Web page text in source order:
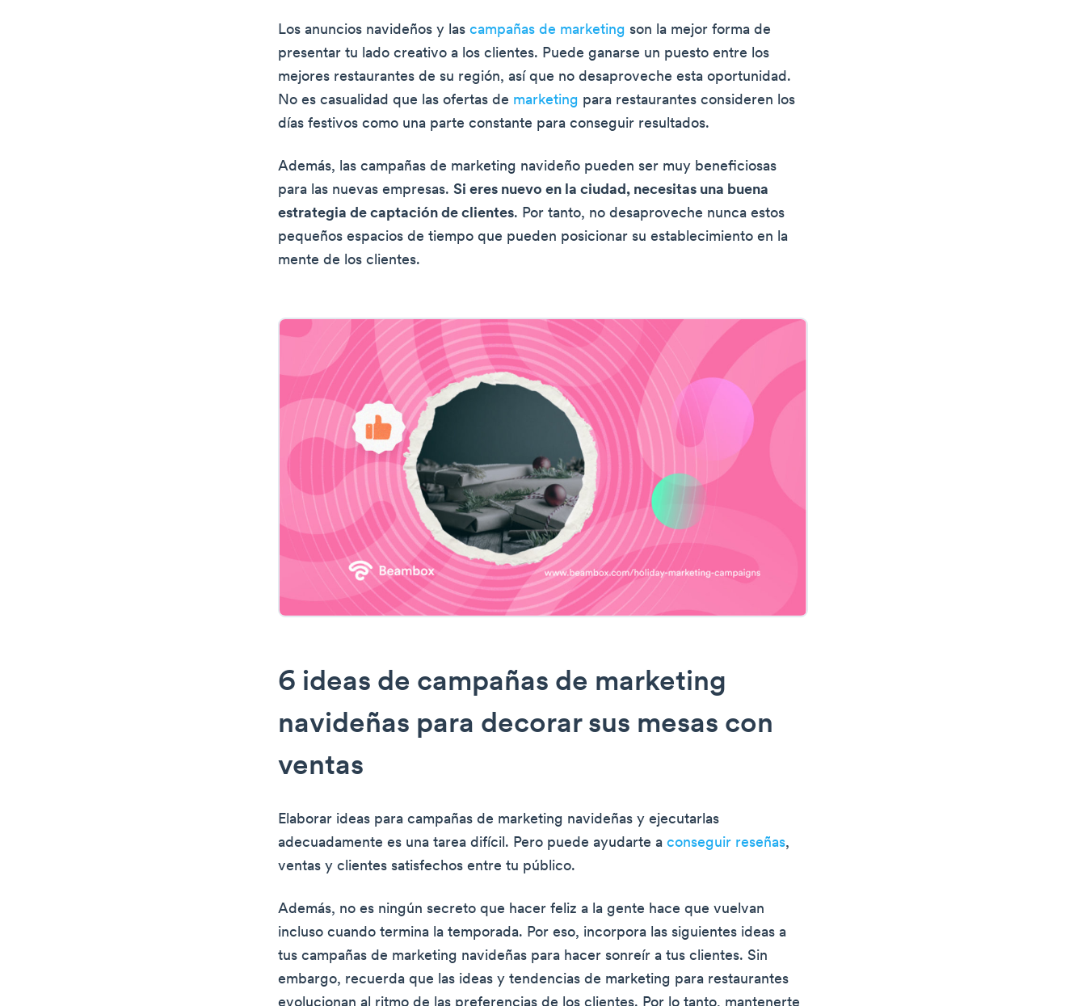
Los anuncios navideños y las campañas de marketing son la mejor forma de
presentar tu lado creativo a los clientes. Puede ganarse un puesto entre los
mejores restaurantes de su región, así que no desaproveche esta oportunidad.
No es casualidad que las ofertas de marketing para restaurantes consideren los
días festivos como una parte constante para conseguir resultados.
Además, las campañas de marketing navideño pueden ser muy beneficiosas
para las nuevas empresas. Si eres nuevo en la ciudad, necesitas una buena
estrategia de captación de clientes. Por tanto, no desaproveche nunca estos
pequeños espacios de tiempo que pueden posicionar su establecimiento en la
mente de los clientes.
6 ideas de campañas de marketing
navideñas para decorar sus mesas con
ventas
Elaborar ideas para campañas de marketing navideñas y ejecutarlas
adecuadamente es una tarea difícil. Pero puede ayudarte a conseguir reseñas,
ventas y clientes satisfechos entre tu público.
Además, no es ningún secreto que hacer feliz a la gente hace que vuelvan
incluso cuando termina la temporada. Por eso, incorpora las siguientes ideas a
tus campañas de marketing navideñas para hacer sonreír a tus clientes. Sin
embargo, recuerda que las ideas y tendencias de marketing para restaurantes